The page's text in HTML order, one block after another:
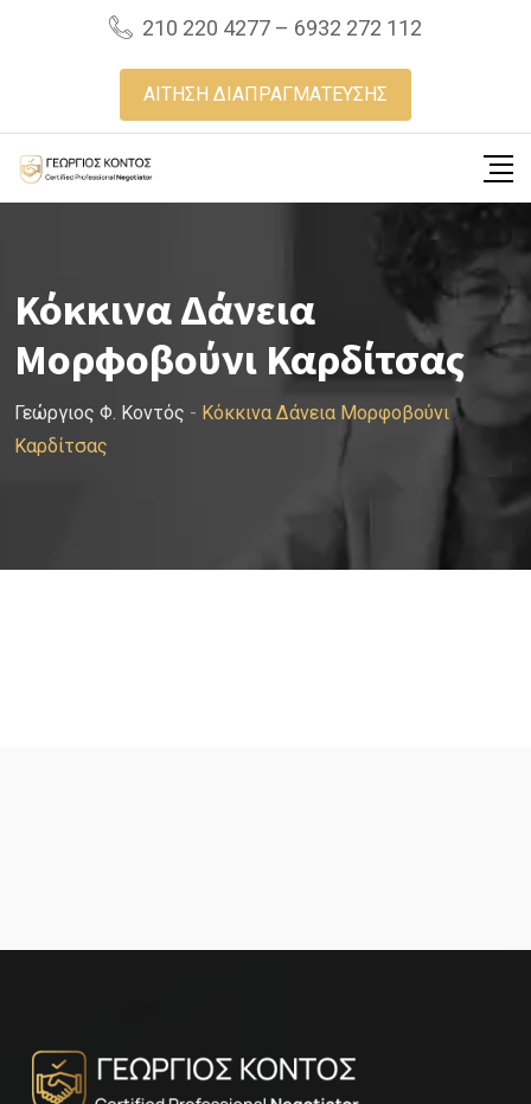
210 220 4277 – 6932 272 112
ΑΙΤΗΣΗ ΔΙΑΠΡΑΓΜΑΤΕΥΣΗΣ
Κόκκινα Δάνεια
Μορφοβούνι Καρδίτσας
Γεώργιος Φ. Κοντός - Κόκκινα Δάνεια Μορφοβούνι
Καρδίτσας